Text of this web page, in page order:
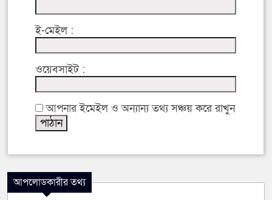
ই-মেইল :
ওয়েবসাইট :
আপনার ইমেইল ও অন্যান্য তথ্য সঞ্চয় করে রাখুন
আপলোডকারীর তথ্য